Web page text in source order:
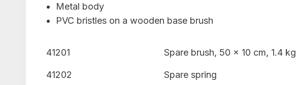
Metal body
PVC bristles on a wooden base brush
41201 Spare brush, 50 x 10 cm, 1.4 kg
41202 Spare spring